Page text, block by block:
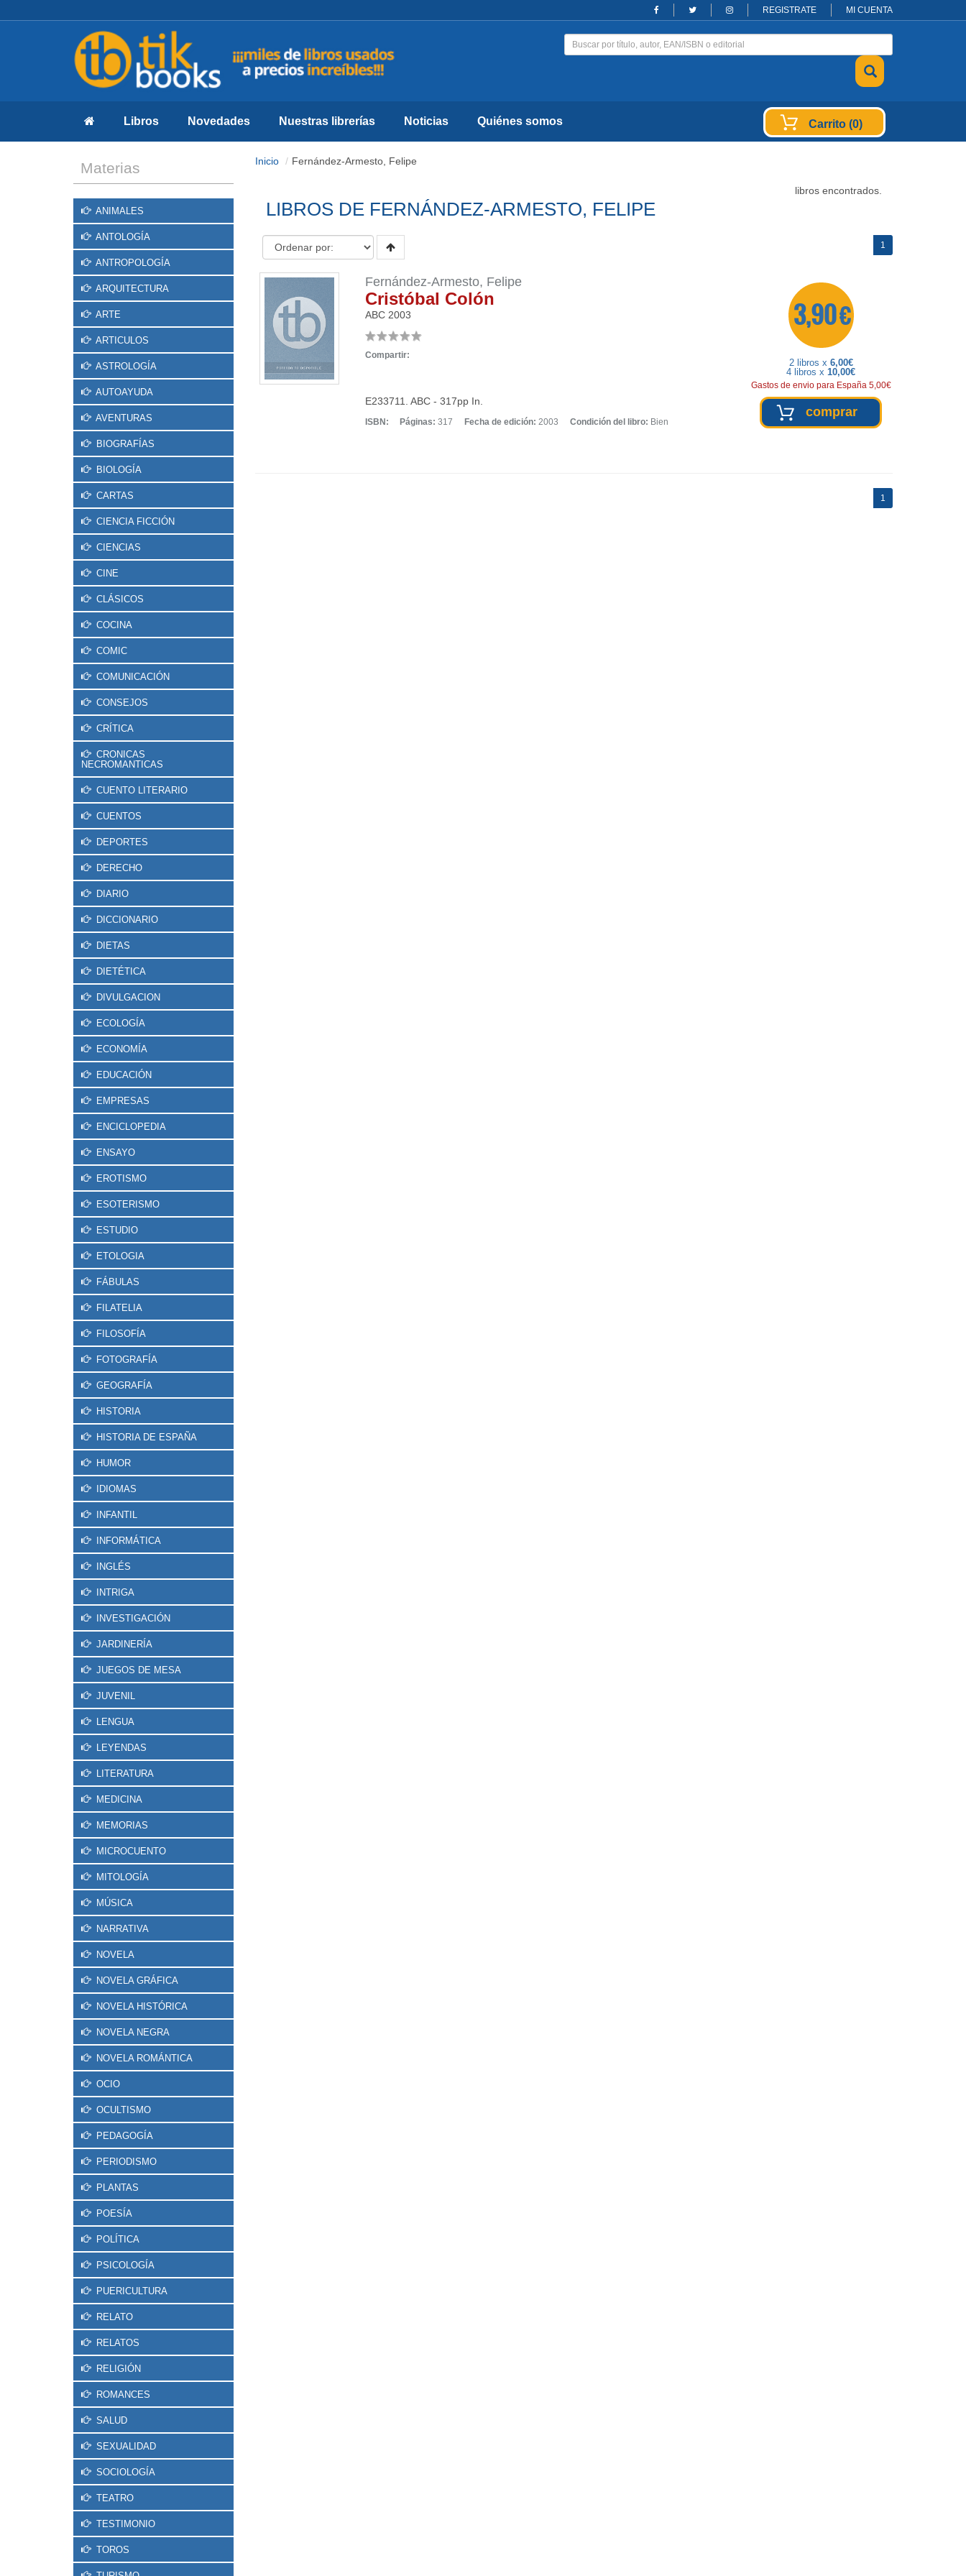
REGISTRATE MI CUENTA
Libros Novedades Nuestras librerías Noticias Quiénes somos Carrito (0)
Materias
ANIMALES
ANTOLOGÍA
ANTROPOLOGÍA
ARQUITECTURA
ARTE
ARTICULOS
ASTROLOGÍA
AUTOAYUDA
AVENTURAS
BIOGRAFÍAS
BIOLOGÍA
CARTAS
CIENCIA FICCIÓN
CIENCIAS
CINE
CLÁSICOS
COCINA
COMIC
COMUNICACIÓN
CONSEJOS
CRÍTICA
CRONICAS
NECROMANTICAS
CUENTO LITERARIO
CUENTOS
DEPORTES
DERECHO
DIARIO
DICCIONARIO
DIETAS
DIETÉTICA
DIVULGACION
ECOLOGÍA
ECONOMÍA
EDUCACIÓN
EMPRESAS
ENCICLOPEDIA
ENSAYO
EROTISMO
ESOTERISMO
ESTUDIO
ETOLOGIA
FÁBULAS
FILATELIA
FILOSOFÍA
FOTOGRAFÍA
GEOGRAFÍA
HISTORIA
HISTORIA DE ESPAÑA
HUMOR
IDIOMAS
INFANTIL
INFORMÁTICA
INGLÉS
INTRIGA
INVESTIGACIÓN
JARDINERÍA
JUEGOS DE MESA
JUVENIL
LENGUA
LEYENDAS
LITERATURA
MEDICINA
MEMORIAS
MICROCUENTO
MITOLOGÍA
MÚSICA
NARRATIVA
NOVELA
NOVELA GRÁFICA
NOVELA HISTÓRICA
NOVELA NEGRA
NOVELA ROMÁNTICA
OCIO
OCULTISMO
PEDAGOGÍA
PERIODISMO
PLANTAS
POESÍA
POLÍTICA
PSICOLOGÍA
PUERICULTURA
RELATO
RELATOS
RELIGIÓN
ROMANCES
SALUD
SEXUALIDAD
SOCIOLOGÍA
TEATRO
TESTIMONIO
TOROS
Inicio Fernández-Armesto, Felipe
libros encontrados.
LIBROS DE FERNÁNDEZ-ARMESTO, FELIPE
1
Fernández-Armesto, Felipe
Cristóbal Colón
ABC 2003
Compartir:
E233711. ABC - 317pp In.
ISBN: Páginas: 317 Fecha de edición: 2003 Condición del libro: Bien
3,90 €
2 libros x 6,00€
4 libros x 10,00€
Gastos de envio para España 5,00€
comprar
1